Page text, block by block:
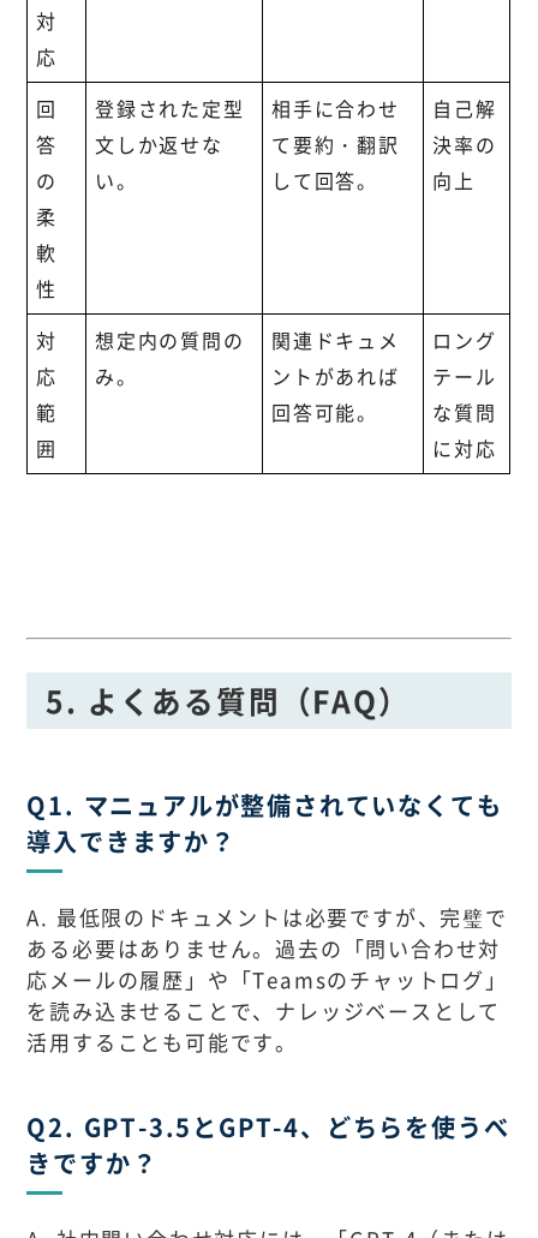
対
応
回
答
の
柔
軟
性
登録された定型
文しか返せな
い。
相手に合わせ
て要約・翻訳
して回答。
自己解
決率の
向上
対
応
範
囲
想定内の質問の
み。
関連ドキュメ
ントがあれば
回答可能。
ロング
テール
な質問
に対応
5. よくある質問（FAQ）
Q1. マニュアルが整備されていなくても
導入できますか？
A. 最低限のドキュメントは必要ですが、完璧で
ある必要はありません。過去の「問い合わせ対
応メールの履歴」や「Teamsのチャットログ」
を読み込ませることで、ナレッジベースとして
活用することも可能です。
Q2. GPT-3.5とGPT-4、どちらを使うべ
きですか？